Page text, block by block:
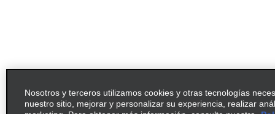
Nosotros y terceros utilizamos cookies y otras tecnologías
nuestro sitio, mejorar y personalizar su experiencia, realizar